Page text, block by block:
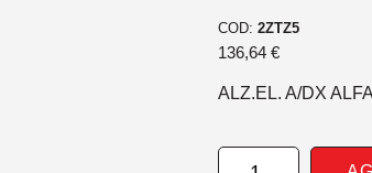
COD: 2ZTZ5
136,64 €
ALZ.EL. A/DX
ALZAVETROEL.